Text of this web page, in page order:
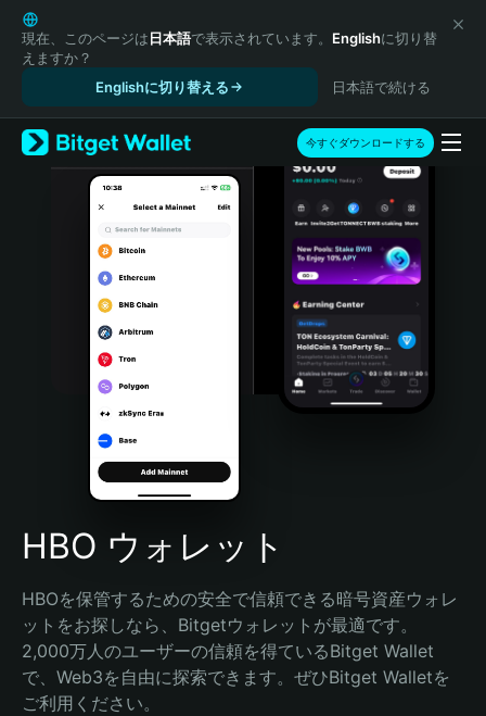
English
日本語
Tiếng Việt
Español (Latinoamérica)
Türkçe
Italiano
Português (Portugal)
Bahasa Indonesia
Português (Brasil)
Español (Argentina)
現在、このページは日本語で表示されています。 Englishに切り替
えますか？
Englishに切り替える
日本語で続ける
今すぐダウンロードする
HBO ウォレット
HBOを保管するための安全で信頼できる暗号資産ウォレ
ットをお探しなら、Bitgetウォレットが最適です。
2,000万人のユーザーの信頼を得ているBitget Wallet
で、Web3を自由に探索できます。ぜひBitget Walletを
ご利用ください。